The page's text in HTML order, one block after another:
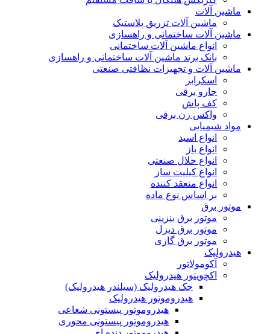
ماشین آلات
ماشین آلات تزریق پلاستیک
ماشین آلات ساختمانی و راهسازی
انواع ماشین آلات ساختمانی
بانک برند ماشین آلات ساختمانی و راهسازی
ماشین آلات و تجهیزات نظافتی صنعتی
اسکرابر
جارو برقی
کف پاش
واکس زن برقی
مواد شیمیایی
انواع اسید
انواع باز
انواع حلال صنعتی
انواع کیلیت ساز
انواع منعقد کننده
بر اساس نوع ماده
موتور برق
موتور برق بنزینی
موتور برق دیزل
موتور برق گازی
هیدرولیک
آکومولاتور
اکچویتور هیدرولیک
جک هیدرولیک (سیلندر هیدرولیک)
هیدروموتور هیدرولیک
هیدروموتور پیستونی شعاعی
هیدروموتور پیستونی محوری